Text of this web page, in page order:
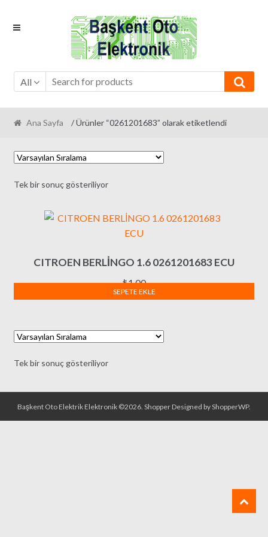
Skip
Skip
All
Ana Sayfa / Ürünler “0261201683” olarak etiketlendi
Tek bir sonuç gösteriliyor
CITROEN BERLİNGO 1.6 0261201683 ECU
₺1,00
SEPETE EKLE
Tek bir sonuç gösteriliyor
Başkent Oto Elektrik Elektronik ©2026. Shopper Designed byShopperWP.